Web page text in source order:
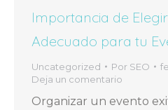
Importancia de
Adecuado para tu
Uncategorized Por SEO
Deja un comentario
Organizar un evento